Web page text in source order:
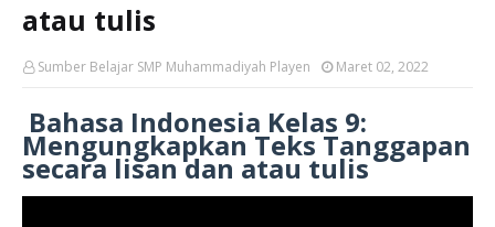
atau tulis
Sumber Belajar SMP Muhammadiyah Playen Maret 02, 2022
Bahasa Indonesia Kelas 9:
Mengungkapkan Teks Tanggapan
secara lisan dan atau tulis